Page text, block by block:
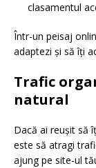
clasamentul
Într-un peisaj
adaptezi și să îți
Trafic
natural
Dacă ai reușit să
este să atragi
ajung pe site-ul